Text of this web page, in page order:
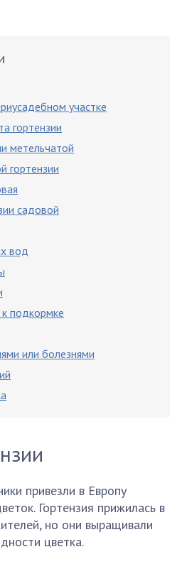
участке
гортензии
метельчатой
гортензии
садовой
вод
подкормке
или болезнями
привезли в Европу
Гортензия прижилась в
но они выращивали
цветка.